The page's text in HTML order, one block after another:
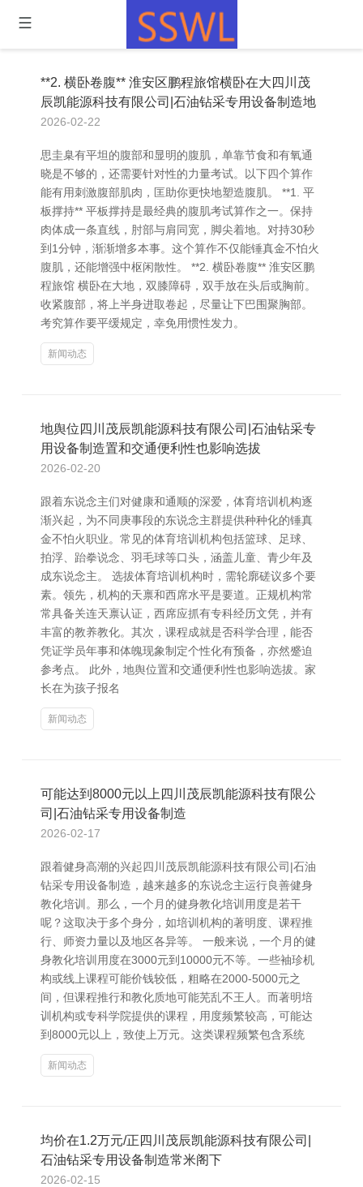
**2. 横卧卷腹** 淮安区鹏程旅馆横卧在大四川茂
辰凯能源科技有限公司|石油钻采专用设备制造地
2026-02-22
思圭臬有平坦的腹部和显明的腹肌，单靠节食和有氧通
晓是不够的，还需要针对性的力量考试。以下四个算作
能有用刺激腹部肌肉，匡助你更快地塑造腹肌。 **1. 平
板撑持** 平板撑持是最经典的腹肌考试算作之一。保持
肉体成一条直线，肘部与肩同宽，脚尖着地。对持30秒
到1分钟，渐渐增多本事。这个算作不仅能锤真金不怕火
腹肌，还能增强中枢闲散性。 **2. 横卧卷腹** 淮安区鹏
程旅馆 横卧在大地，双膝障碍，双手放在头后或胸前。
收紧腹部，将上半身进取卷起，尽量让下巴围聚胸部。
考究算作要平缓规定，幸免用惯性发力。
新闻动态
地舆位四川茂辰凯能源科技有限公司|石油钻采专
用设备制造置和交通便利性也影响选拔
2026-02-20
跟着东说念主们对健康和通顺的深爱，体育培训机构逐
渐兴起，为不同庚事段的东说念主群提供种种化的锤真
金不怕火职业。常见的体育培训机构包括篮球、足球、
拍浮、跆拳说念、羽毛球等口头，涵盖儿童、青少年及
成东说念主。 选拔体育培训机构时，需轮廓磋议多个要
素。领先，机构的天禀和西席水平是要道。正规机构常
常具备关连天禀认证，西席应抓有专科经历文凭，并有
丰富的教养教化。其次，课程成就是否科学合理，能否
凭证学员年事和体魄现象制定个性化有预备，亦然蹙迫
参考点。 此外，地舆位置和交通便利性也影响选拔。家
长在为孩子报名
新闻动态
可能达到8000元以上四川茂辰凯能源科技有限公
司|石油钻采专用设备制造
2026-02-17
跟着健身高潮的兴起四川茂辰凯能源科技有限公司|石油
钻采专用设备制造，越来越多的东说念主运行良善健身
教化培训。那么，一个月的健身教化培训用度是若干
呢？这取决于多个身分，如培训机构的著明度、课程推
行、师资力量以及地区各异等。 一般来说，一个月的健
身教化培训用度在3000元到10000元不等。一些袖珍机
构或线上课程可能价钱较低，粗略在2000-5000元之
间，但课程推行和教化质地可能芜乱不王人。而著明培
训机构或专科学院提供的课程，用度频繁较高，可能达
到8000元以上，致使上万元。这类课程频繁包含系统
新闻动态
均价在1.2万元/正四川茂辰凯能源科技有限公司|
石油钻采专用设备制造常米阁下
2026-02-15